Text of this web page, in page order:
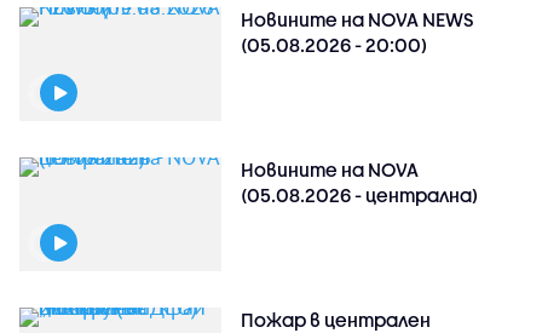
Новините на NOVA NEWS
(05.08.2026 - 20:00)
Новините на NOVA
(05.08.2026 - централна)
Пожар в централен